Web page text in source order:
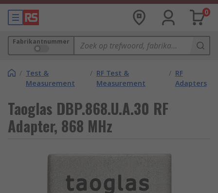
0
Fabrikantnummer
/ Test &
Measurement
/ RF Test &
Measurement
/ RF
Adapters
Taoglas DBP.868.U.A.30 RF
Adapter, 868 MHz